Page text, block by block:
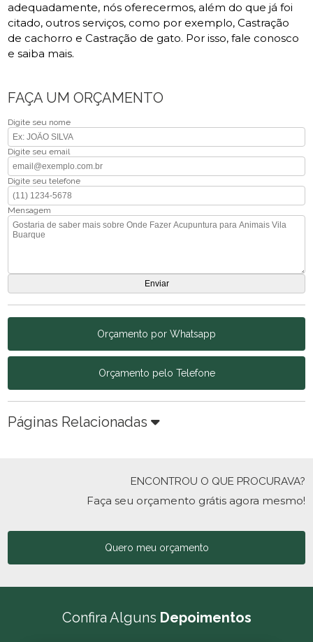
adequadamente, nós oferecermos, além do que já foi
citado, outros serviços, como por exemplo, Castração
de cachorro e Castração de gato. Por isso, fale conosco
e saiba mais.
FAÇA UM ORÇAMENTO
Digite seu nome
Digite seu email
Digite seu telefone
Mensagem
Orçamento por Whatsapp
Orçamento pelo Telefone
Páginas Relacionadas
ENCONTROU O QUE PROCURAVA?
Faça seu orçamento grátis agora mesmo!
Quero meu orçamento
Confira Alguns Depoimentos